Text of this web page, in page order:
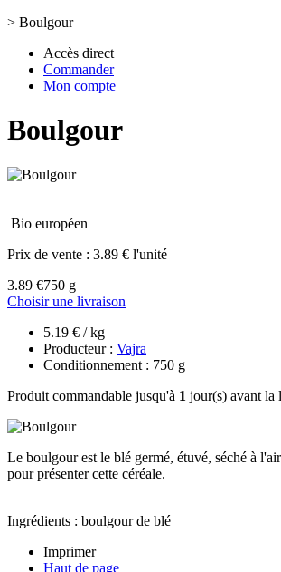
> Boulgour
Accès direct
Commander
Mon compte
Boulgour
Bio européen
Prix de vente : 3.89 € l'unité
3.89 €750 g
Choisir une livraison
5.19 € / kg
Producteur : Vajra
Conditionnement : 750 g
Produit commandable jusqu'à 1 jour(s) avant la
Le boulgour est le blé germé, étuvé, séché à
pour présenter cette céréale.
Ingrédients : boulgour de blé
Imprimer
Haut de page